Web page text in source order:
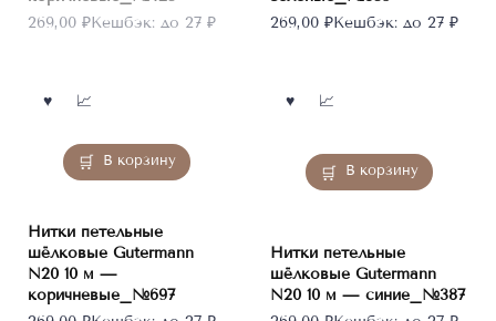
269,00 ₽Кешбэк: до 27 ₽
269,00 ₽Кешбэк: до 27 ₽
В корзину
Нитки петельные
шёлковые Gutermann
N20 10 м —
коричневые_№697
В корзину
Нитки петельные
шёлковые Gutermann
N20 10 м — синие_№387